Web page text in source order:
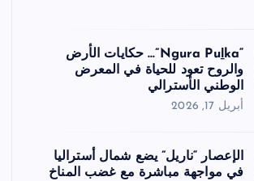
“Ngura Puḻka”… حكايات الأرض
والروح تعود للحياة في المعرض
الوطني الأسترالي
أبريل 17, 2026
الإعصار “ناريل” يضع شمال أستراليا
في مواجهة مباشرة مع غضب المناخ